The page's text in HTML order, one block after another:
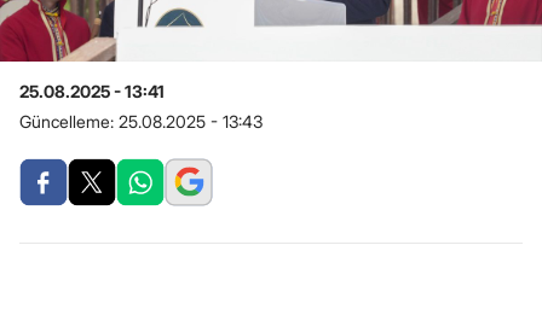
25.08.2025 - 13:41
Güncelleme: 25.08.2025 - 13:43